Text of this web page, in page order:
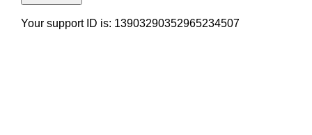
Your support ID is: 13903290352965234507